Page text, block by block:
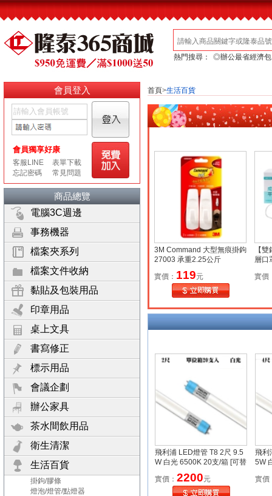
熱門搜尋： ◎辦公最省經濟包
會員登入
商品總覽
電腦3C週邊
事務機器
檔案夾系列
檔案文件收納
黏貼及包裝用品
印章用品
桌上文具
書寫修正
標示用品
會議企劃
辦公家具
茶水間飲用品
衛生清潔
生活百貨
掛鉤/膠條
燈泡/燈管/點燈器
首頁>生活百貨
3M Command 大型無痕掛鉤
27003 承重2.25公斤
實價： 119元
【
層口
貨】
實價
飛利浦 LED燈管 T8 2尺 9.5
W 白光 6500K 20支/箱 [可替
換20W 2尺傳統燈管 / 02719
0W替代款 ]
實價： 2200元
飛利
5W
實價